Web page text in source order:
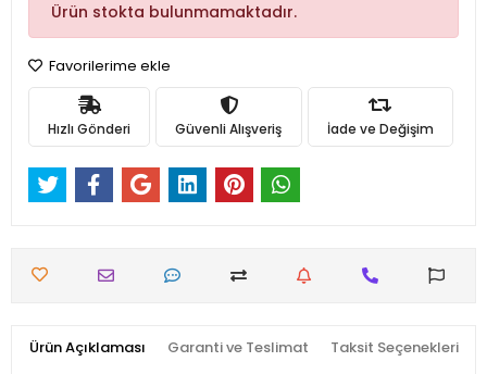
Ürün stokta bulunmamaktadır.
Favorilerime ekle
Hızlı Gönderi Güvenli Alışveriş İade ve Değişim
Ürün Açıklaması Garanti ve Teslimat Taksit Seçenekleri